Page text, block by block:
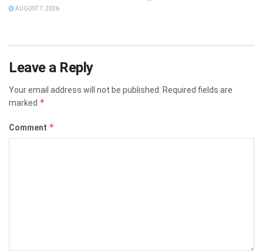
AUGUST 7, 2026
Leave a Reply
Your email address will not be published.
Required fields are
marked *
Comment *